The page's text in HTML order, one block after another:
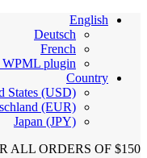
English
Deutsch
French
WPML plugin
Country
States (USD)
(EUR)
Japan (JPY)
ALL ORDERS OF $150